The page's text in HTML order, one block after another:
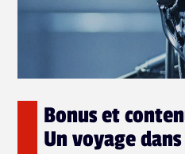
Bonus et
Un voyage